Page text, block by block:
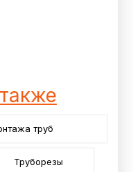
труб
Труборезы